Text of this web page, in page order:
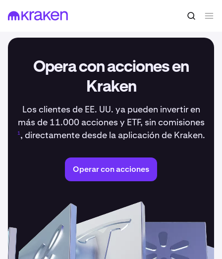
Opera con acciones en
Kraken
Los clientes de EE. UU. ya pueden invertir en
más de 11.000 acciones y ETF, sin comisiones
1, directamente desde la aplicación de Kraken.
Operar con acciones